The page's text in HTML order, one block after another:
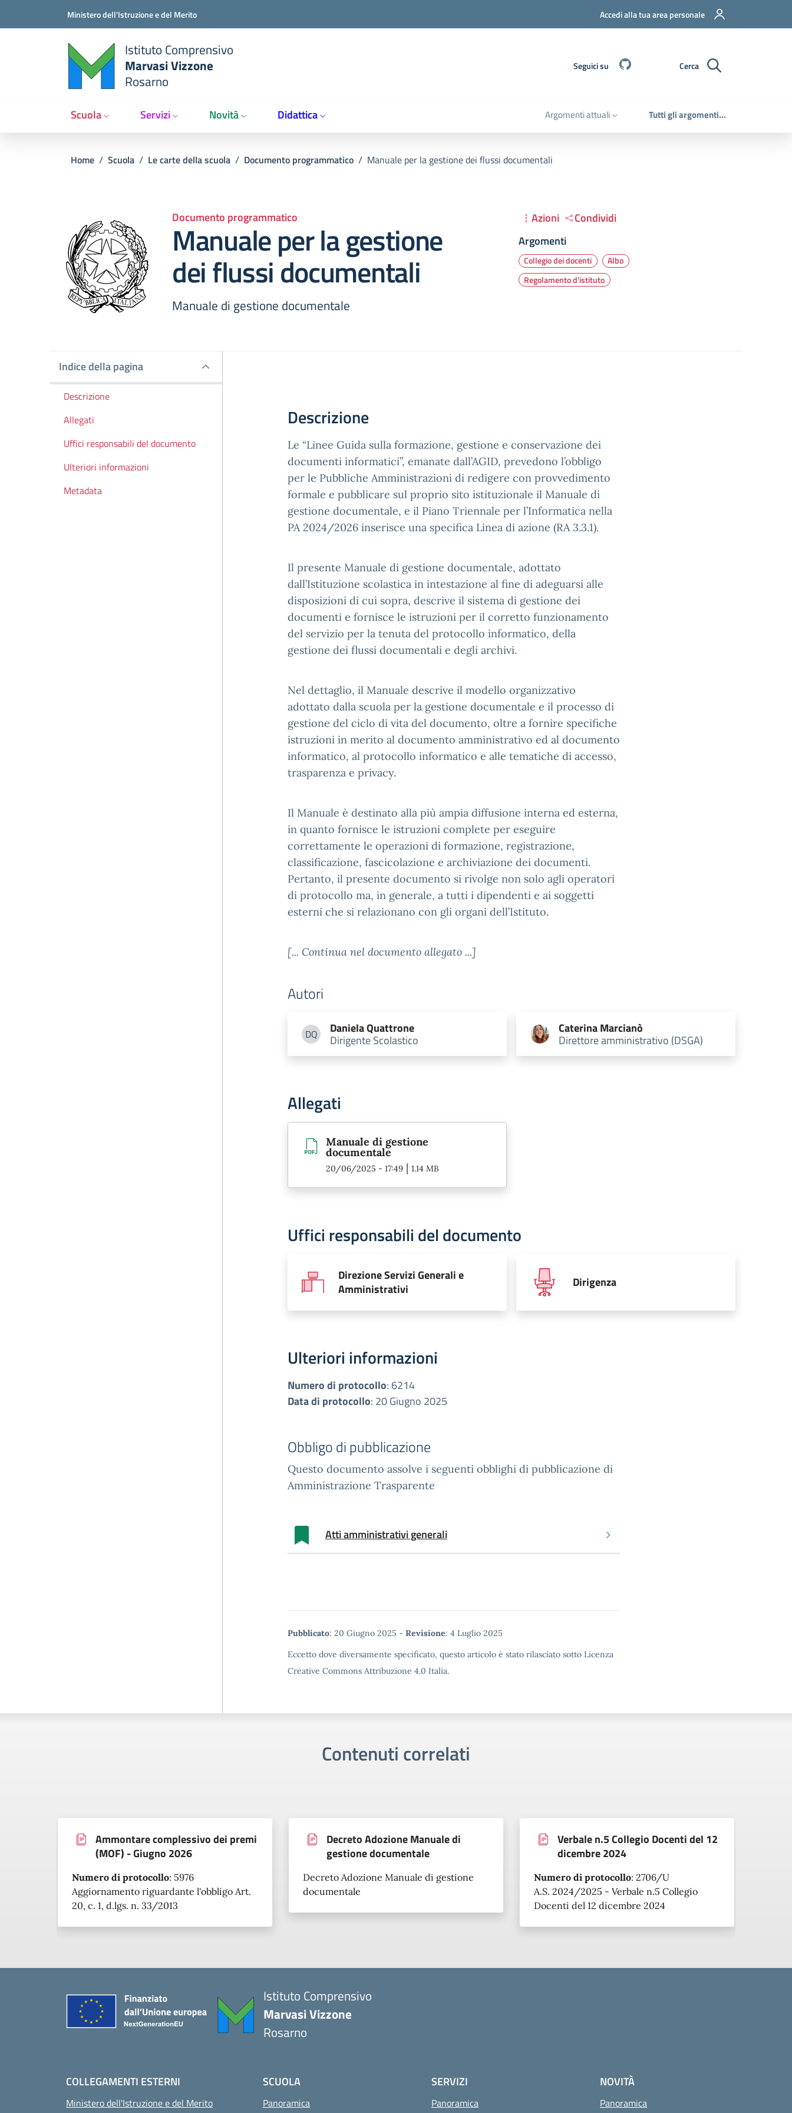
Ministero dell'Istruzione e del Merito Accedi alla tua area personale
Istituto Comprensivo
Marvasi Vizzone
Rosarno
Seguici su Cerca
Scuola Servizi Novità Didattica Argomenti attuali Tutti gli argomenti...
Briciole di pane
Home / Scuola / Le carte della scuola / Documento programmatico / Manuale per la gestione dei flussi documentali
Documento programmatico
Manuale per la gestione
dei flussi documentali
Manuale di gestione documentale
Azioni
Condividi
Argomenti
Collegio dei docenti
Albo
Regolamento d'istituto
Indice della pagina
Indice della pagina
Descrizione
Allegati
Uffici responsabili del documento
Ulteriori informazioni
Metadata
Descrizione
Le “Linee Guida sulla formazione, gestione e conservazione dei
documenti informatici”, emanate dall’AGID, prevedono l’obbligo
per le Pubbliche Amministrazioni di redigere con provvedimento
formale e pubblicare sul proprio sito istituzionale il Manuale di
gestione documentale, e il Piano Triennale per l’Informatica nella
PA 2024/2026 inserisce una specifica Linea di azione (RA 3.3.1).
Il presente Manuale di gestione documentale, adottato
dall’Istituzione scolastica in intestazione al fine di adeguarsi alle
disposizioni di cui sopra, descrive il sistema di gestione dei
documenti e fornisce le istruzioni per il corretto funzionamento
del servizio per la tenuta del protocollo informatico, della
gestione dei flussi documentali e degli archivi.
Nel dettaglio, il Manuale descrive il modello organizzativo
adottato dalla scuola per la gestione documentale e il processo di
gestione del ciclo di vita del documento, oltre a fornire specifiche
istruzioni in merito al documento amministrativo ed al documento
informatico, al protocollo informatico e alle tematiche di accesso,
trasparenza e privacy.
Il Manuale è destinato alla più ampia diffusione interna ed esterna,
in quanto fornisce le istruzioni complete per eseguire
correttamente le operazioni di formazione, registrazione,
classificazione, fascicolazione e archiviazione dei documenti.
Pertanto, il presente documento si rivolge non solo agli operatori
di protocollo ma, in generale, a tutti i dipendenti e ai soggetti
esterni che si relazionano con gli organi dell’Istituto.
[... Continua nel documento allegato ...]
Autori
DQDaniela Quattrone
DanielaQuattrone
Dirigente Scolastico
CaterinaMarcianò
Direttore amministrativo (DSGA)
Allegati
Manuale di gestione
documentale
20/06/2025 - 17:49 | 1.14 MB
Uffici responsabili del documento
Direzione Servizi Generali e
Amministrativi
Dirigenza
Ulteriori informazioni
Numero di protocollo: 6214
Data di protocollo: 20 Giugno 2025
Obbligo di pubblicazione
Questo documento assolve i seguenti obblighi di pubblicazione di
Amministrazione Trasparente
Atti amministrativi generali
Metadata
Pubblicato: 20 Giugno 2025 - Revisione: 4 Luglio 2025
Eccetto dove diversamente specificato, questo articolo è stato rilasciato sotto Licenza
Creative Commons Attribuzione 4.0 Italia.
Contenuti correlati
Ammontare complessivo dei premi
(MOF) - Giugno 2026
Numero di protocollo: 5976
Aggiornamento riguardante l'obbligo Art.
20, c. 1, d.lgs. n. 33/2013
Decreto Adozione Manuale di
gestione documentale
Decreto Adozione Manuale di gestione
documentale
Verbale n.5 Collegio Docenti del 12
dicembre 2024
Numero di protocollo: 2706/U
A.S. 2024/2025 - Verbale n.5 Collegio
Docenti del 12 dicembre 2024
Istituto Comprensivo
Marvasi Vizzone
Rosarno
COLLEGAMENTI ESTERNI
Ministero dell'Istruzione e del Merito
SCUOLA
Panoramica
SERVIZI
Panoramica
NOVITÀ
Panoramica